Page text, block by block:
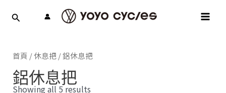
首頁 /休息把/ 鋁休息把
鋁休息把
Showing all 5 results